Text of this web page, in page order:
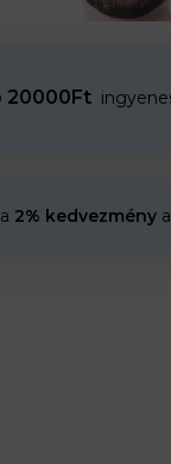
20000Ft
2% kedvezmény